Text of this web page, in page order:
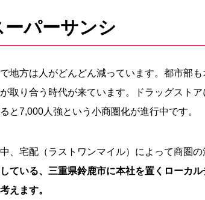
パーサンシ
地方は人がどんどん減っています。都市部
取り合う時代が来ています。ドラッグスト
と7,000人強という小商圏化が進行中です。
、宅配（ラストワンマイル）によって商圏の
ている、三重県鈴鹿市に本社を置くローカル
えます。